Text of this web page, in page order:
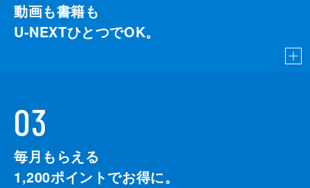
動画も書籍も
U-NEXTひとつでOK。
03
毎月もらえる
1,200ポイントでお得に。